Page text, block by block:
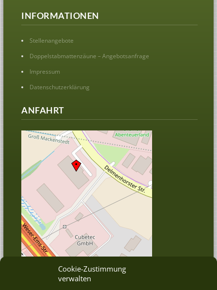
Cookie-Zustimmung
verwalten
INFORMATIONEN
Stellenangebote
Doppelstabmattenzäune – Angebotsanfrage
Impressum
Datenschutzerklärung
ANFAHRT